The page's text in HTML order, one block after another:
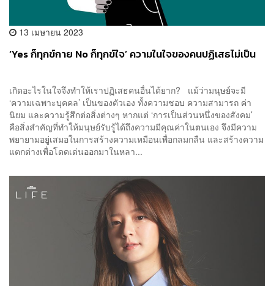
13 เมษายน 2023
‘Yes ก็ทุกข์กาย No ก็ทุกข์ใจ’ ความในใจของคนปฏิเสธไม่เป็น
เกิดอะไรในใจจึงทำให้เราปฏิเสธคนอื่นได้ยาก? แม้ว่ามนุษย์จะมี
‘ความเฉพาะบุคคล’ เป็นของตัวเอง ทั้งความชอบ ความสามารถ ค่า
นิยม และความรู้สึกต่อสิ่งต่างๆ หากแต่ ‘การเป็นส่วนหนึ่งของสังคม’
คือสิ่งสำคัญที่ทำให้มนุษย์รับรู้ได้ถึงความมีคุณค่าในตนเอง จึงมีความ
พยายามอยู่เสมอในการสร้างความเหมือนเพื่อกลมกลืน และสร้างความ
แตกต่างเพื่อโดดเด่นออกมาในหลา...